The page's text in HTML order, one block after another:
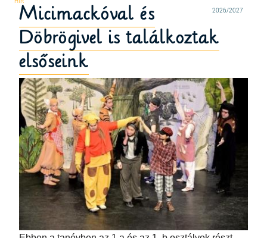
2026/2027
Micimackóval és
Döbrögivel is találkoztak
elsőseink